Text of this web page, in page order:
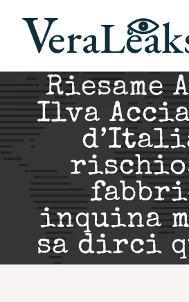
Salta
contenuto
Riesame
Ilva
inquina
sa dirci